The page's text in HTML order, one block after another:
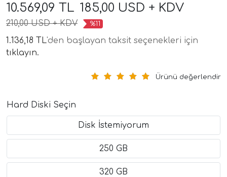
10.569,09 TL 185,00 USD + KDV
210,00 USD + KDV %11
1.136,18 TL'den başlayan taksit seçenekleri için
tıklayın.
Ürünü değerlendir
Hard Diski Seçin
Disk İstemiyorum
250 GB
320 GB